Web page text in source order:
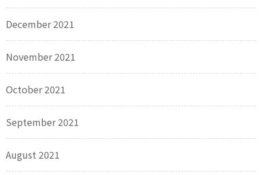
December 2021
November 2021
October 2021
September 2021
August 2021